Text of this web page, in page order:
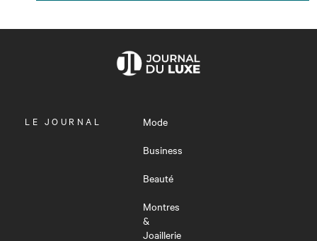
OUVRIR
LE JOURNAL
Mode
Business
Beauté
Montres
&
Joaillerie